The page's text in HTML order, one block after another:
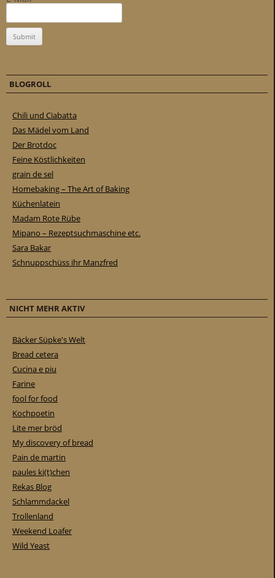
BLOGROLL
Chili und Ciabatta
Das Mädel vom Land
Der Brotdoc
Feine Köstlichkeiten
grain de sel
Homebaking – The Art of Baking
Küchenlatein
Madam Rote Rübe
Mipano – Rezeptsuchmaschine etc.
Sara Bakar
Schnuppschüss ihr Manzfred
NICHT MEHR AKTIV
Bäcker Süpke's Welt
Bread cetera
Cucina e piu
Farine
fool for food
Kochpoetin
Lite mer bröd
My discovery of bread
Pain de martin
paules ki(t)chen
Rekas Blog
Schlammdackel
Trollenland
Weekend Loafer
Wild Yeast